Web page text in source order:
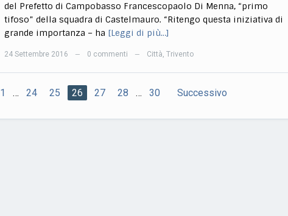
del Prefetto di Campobasso Francescopaolo Di Menna, “primo
tifoso” della squadra di Castelmauro. “Ritengo questa iniziativa di
grande importanza – ha [Leggi di più…]
24 Settembre 2016 — 0 commenti — Città, Trivento
1 … 24 25 26 27 28 … 30 Successivo